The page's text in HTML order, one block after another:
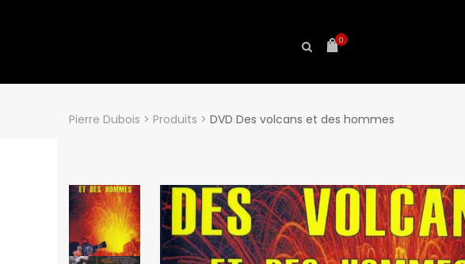
0
Pierre Dubois > Produits > DVD Des volcans et des hommes